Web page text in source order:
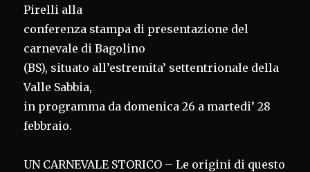
Pirelli alla
conferenza stampa di presentazione del
carnevale di Bagolino
(BS), situato all’estremita’ settentrionale della
Valle Sabbia,
in programma da domenica 26 a martedi’ 28
febbraio.
UN CARNEVALE STORICO – Le origini di questo